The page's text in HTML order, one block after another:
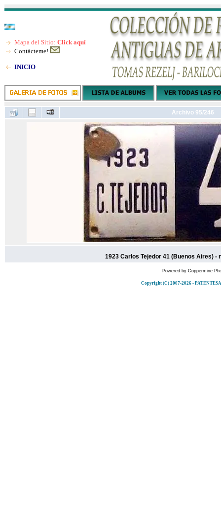
Mapa del Sitio: Click aquí
Contácteme!
INICIO
Archivo 95/246
1923 Carlos Tejedor 41 (Buenos Aires) -
Powered by Coppermine
Copyright (C) 2007-2026 -